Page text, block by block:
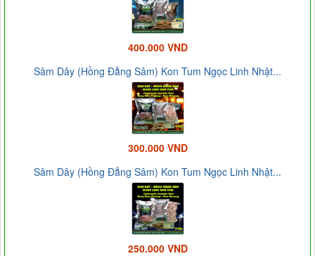
400.000 VND
Sâm Dây (Hồng Đẳng Sâm) Kon Tum Ngọc Linh Nhật...
300.000 VND
Sâm Dây (Hồng Đẳng Sâm) Kon Tum Ngọc Linh Nhật...
250.000 VND